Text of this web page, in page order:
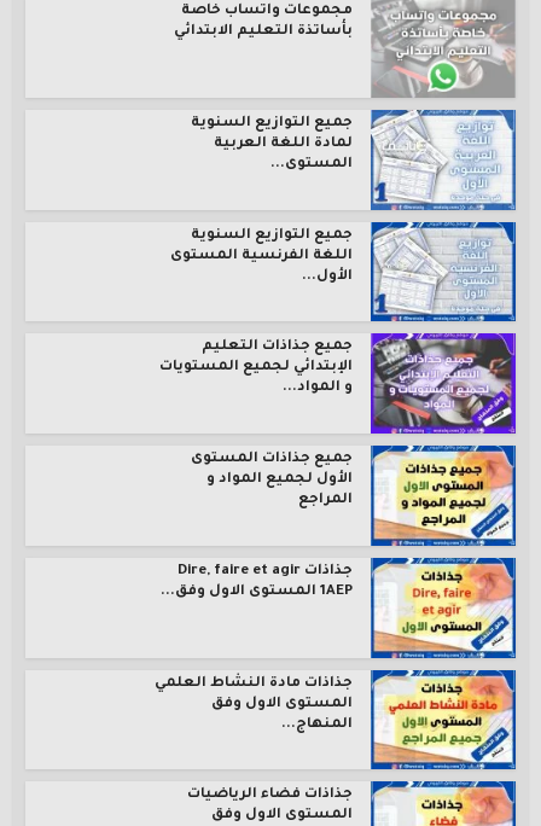
مجموعات واتساب خاصة
بأساتذة التعليم الابتدائي
جميع التوازيع السنوية
لمادة اللغة العربية
المستوى...
جميع التوازيع السنوية
اللغة الفرنسية المستوى
الأول...
جميع جذاذات التعليم
الإبتدائي لجميع المستويات
و المواد...
جميع جذاذات المستوى
الأول لجميع المواد و
المراجع
جذاذات Dire, faire et agir
1AEP المستوى الاول وفق...
جذاذات مادة النشاط العلمي
المستوى الاول وفق
المنهاج...
جذاذات فضاء الرياضيات
المستوى الاول وفق